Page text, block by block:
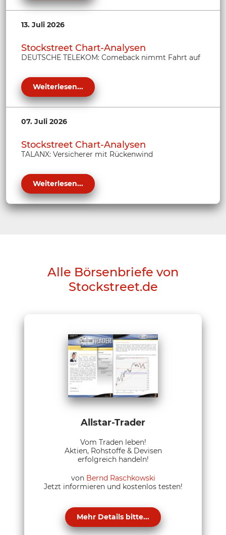
13. Juli 2026
Stockstreet Chart-Analysen
DEUTSCHE TELEKOM: Comeback nimmt Fahrt auf
Weiterlesen...
07. Juli 2026
Stockstreet Chart-Analysen
TALANX: Versicherer mit Rückenwind
Weiterlesen...
Alle Börsenbriefe von
Stockstreet.de
Allstar-Trader
Vom Traden leben!
Aktien, Rohstoffe & Devisen
erfolgreich handeln!
von Bernd Raschkowski
Jetzt informieren und kostenlos testen!
Mehr Details bitte...